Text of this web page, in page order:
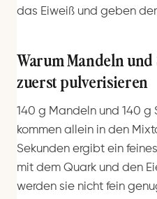
das Eiweiß und geben
Warum Mandeln
zuerst pulverisieren
140 g Mandeln und 140 g
kommen allein in den
Sekunden ergibt ein
mit dem Quark und den
werden sie nicht fein